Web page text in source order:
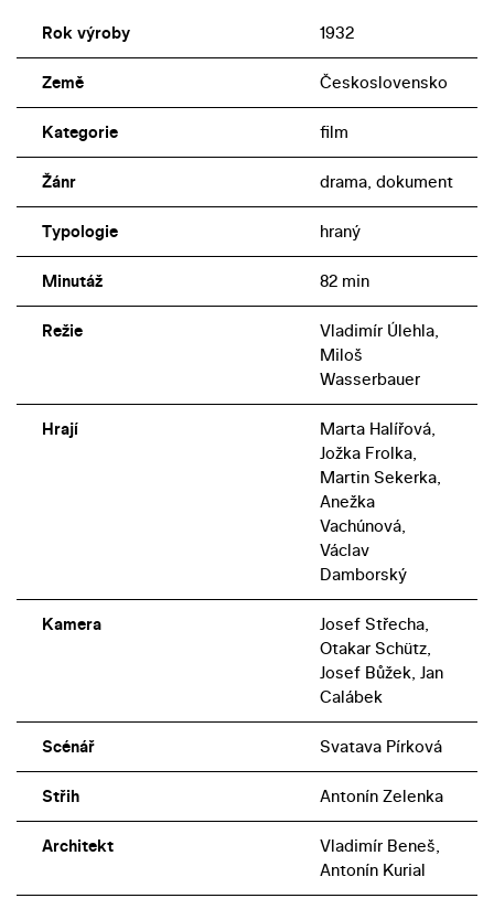
Rok výroby 1932
Země Československo
Kategorie film
Žánr drama, dokument
Typologie hraný
Minutáž 82 min
Režie
Vladimír Úlehla,
Miloš
Wasserbauer
Hrají
Marta Halířová,
Jožka Frolka,
Martin Sekerka,
Anežka
Vachúnová,
Václav
Damborský
Kamera
Josef Střecha,
Otakar Schütz,
Josef Bůžek, Jan
Calábek
Scénář Svatava Pírková
Střih Antonín Zelenka
Architekt
Vladimír Beneš,
Antonín Kurial